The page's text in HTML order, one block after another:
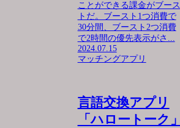
ことができる課金がブース
トだ。ブースト1つ消費で
30分間、ブースト2つ消費
で2時間の優先表示がさ...
2024.07.15
マッチングアプリ
言語交換アプリ
「ハロートーク」